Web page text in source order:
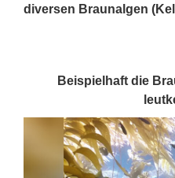
diversen Braunalgen
Beispielhaft die